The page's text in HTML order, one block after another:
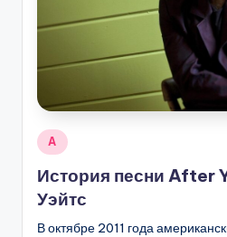
Posted
in
A
История песни After
Уэйтс
В октябре 2011 года